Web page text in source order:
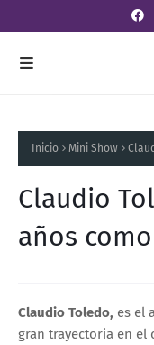
Inicio Mini Show
Claudio
años
Claudio Toledo, es el
gran trayectoria en el